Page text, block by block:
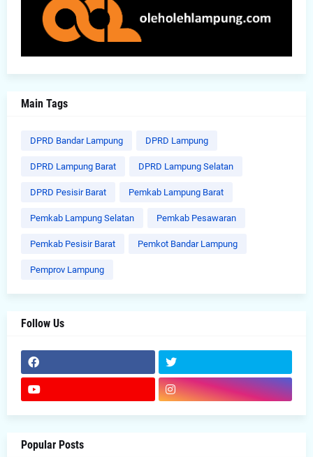
Main Tags
DPRD Bandar Lampung DPRD Lampung
DPRD Lampung Barat DPRD Lampung Selatan
DPRD Pesisir Barat Pemkab Lampung Barat
Pemkab Lampung Selatan Pemkab Pesawaran
Pemkab Pesisir Barat Pemkot Bandar Lampung
Pemprov Lampung
Follow Us
Popular Posts